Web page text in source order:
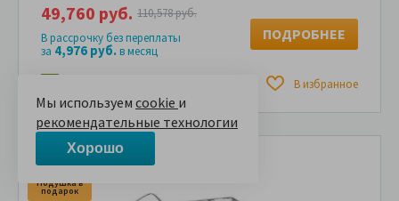
В избранное
49,760 руб. 110,578 руб.
В рассрочку без переплаты
за 4,976 руб.в месяц
ПОДРОБНЕЕ
Подушка в
подарок
Мы используем cookie и
рекомендательные технологии
Хорошо